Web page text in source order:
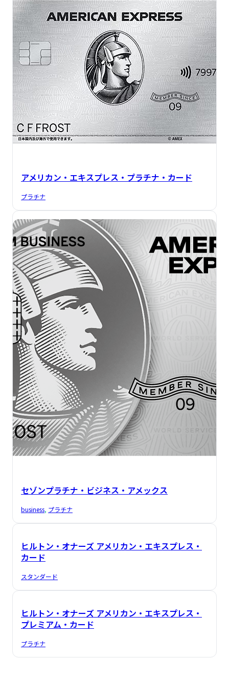
アメリカン・エキスプレス・プラチナ・カード
プラチナ
セゾンプラチナ・ビジネス・アメックス
business, プラチナ
ヒルトン・オナーズ アメリカン・エキスプレス・
カード
スタンダード
ヒルトン・オナーズ アメリカン・エキスプレス・
プレミアム・カード
プラチナ